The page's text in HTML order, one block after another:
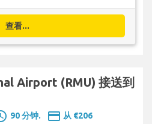
查看...
Airport (RMU) 接送到
90 分钟. payment 从 €206